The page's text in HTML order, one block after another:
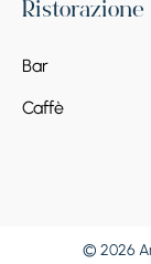
Ristorazione
Bar
Caffè
© 2026